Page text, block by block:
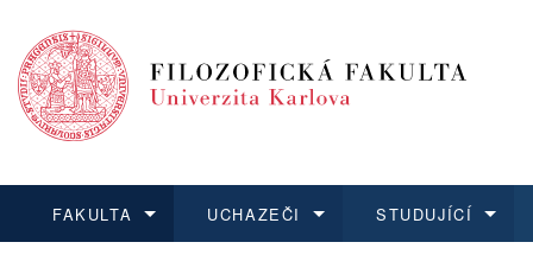
FAKULTA UCHAZEČI STUDUJÍCÍ